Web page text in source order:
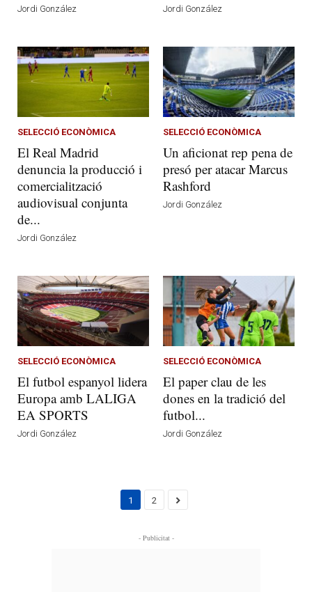
Jordi González Jordi González
SELECCIÓ ECONÒMICA
El Real Madrid
denuncia la producció i
comercialització
audiovisual conjunta
de...
Jordi González
SELECCIÓ ECONÒMICA
Un aficionat rep pena de
presó per atacar Marcus
Rashford
Jordi González
SELECCIÓ ECONÒMICA
El futbol espanyol lidera
Europa amb LALIGA
EA SPORTS
Jordi González
SELECCIÓ ECONÒMICA
El paper clau de les
dones en la tradició del
futbol...
Jordi González
1 2
- Publicitat -